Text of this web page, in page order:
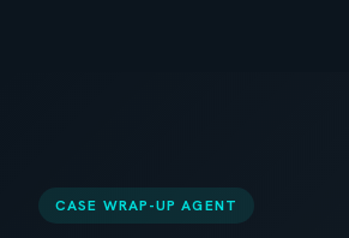
CASE WRAP-UP AGENT